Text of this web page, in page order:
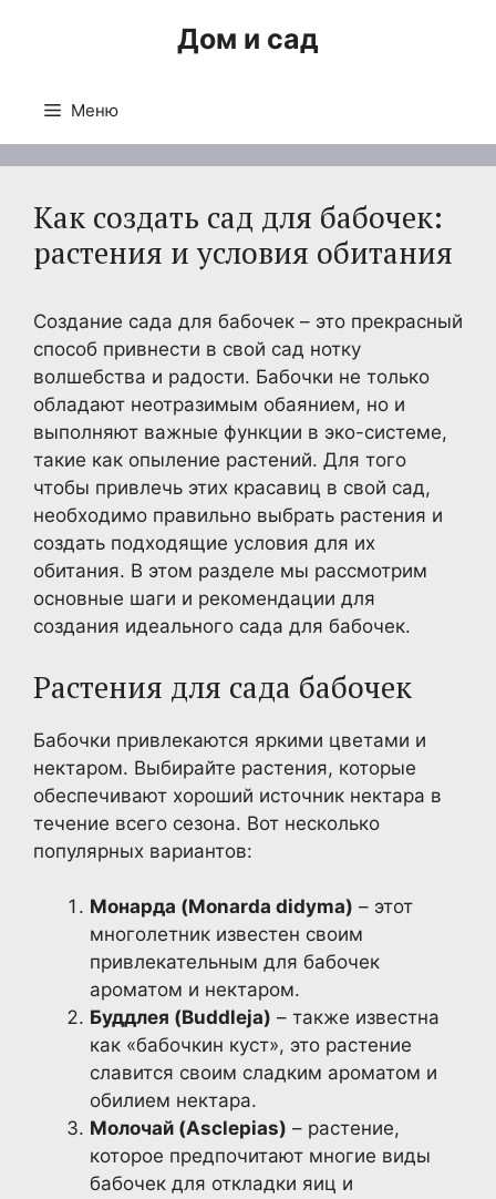
Дом и сад
Меню
Как создать сад для бабочек:
растения и условия обитания
Создание сада для бабочек – это прекрасный
способ привнести в свой сад нотку
волшебства и радости. Бабочки не только
обладают неотразимым обаянием, но и
выполняют важные функции в эко-системе,
такие как опыление растений. Для того
чтобы привлечь этих красавиц в свой сад,
необходимо правильно выбрать растения и
создать подходящие условия для их
обитания. В этом разделе мы рассмотрим
основные шаги и рекомендации для
создания идеального сада для бабочек.
Растения для сада бабочек
Бабочки привлекаются яркими цветами и
нектаром. Выбирайте растения, которые
обеспечивают хороший источник нектара в
течение всего сезона. Вот несколько
популярных вариантов:
Монарда (Monarda didyma) – этот
многолетник известен своим
привлекательным для бабочек
ароматом и нектаром.
Буддлея (Buddleja) – также известна
как «бабочкин куст», это растение
славится своим сладким ароматом и
обилием нектара.
Молочай (Asclepias) – растение,
которое предпочитают многие виды
бабочек для откладки яиц и